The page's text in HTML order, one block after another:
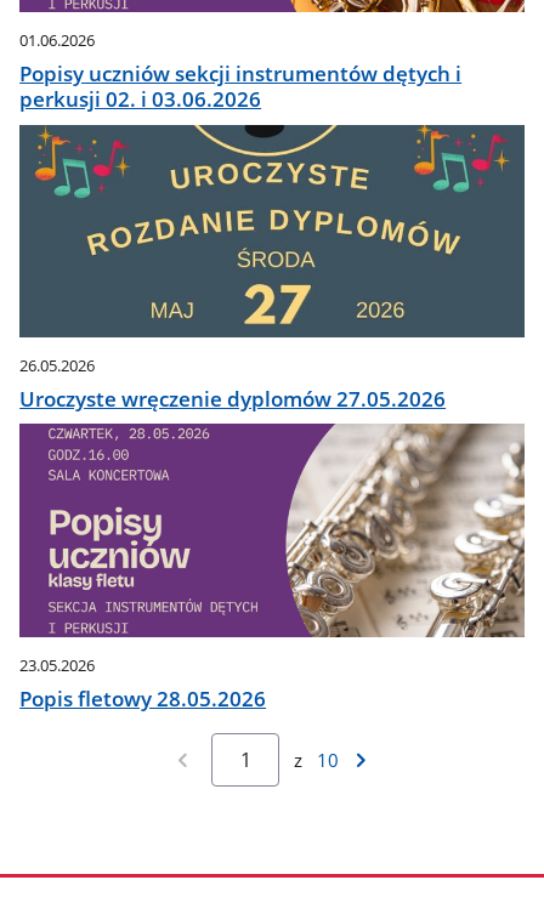
01.06.2026
Popisy uczniów sekcji instrumentów dętych i
perkusji 02. i 03.06.2026
26.05.2026
Uroczyste wręczenie dyplomów 27.05.2026
23.05.2026
Popis fletowy 28.05.2026
z 10